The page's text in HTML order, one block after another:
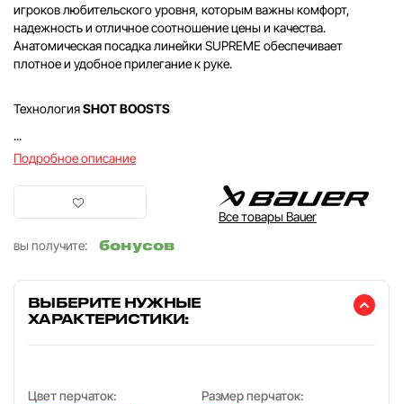
игроков любительского уровня, которым важны комфорт,
надежность и отличное соотношение цены и качества.
Анатомическая посадка линейки SUPREME обеспечивает
плотное и удобное прилегание к руке.
ТехнологияSHOT BOOSTS
...
Подробное описание
Все товары Bauer
вы получите:
бонусов
ВЫБЕРИТЕ НУЖНЫЕ
ХАРАКТЕРИСТИКИ:
Цвет перчаток: Размер перчаток: